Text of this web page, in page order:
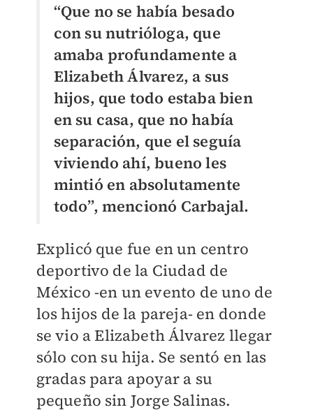
“Que no se había besado
con su nutrióloga, que
amaba profundamente a
Elizabeth Álvarez, a sus
hijos, que todo estaba bien
en su casa, que no había
separación, que el seguía
viviendo ahí, bueno les
mintió en absolutamente
todo”, mencionó Carbajal.
Explicó que fue en un centro
deportivo de la Ciudad de
México -en un evento de uno de
los hijos de la pareja- en donde
se vio a Elizabeth Álvarez llegar
sólo con su hija. Se sentó en las
gradas para apoyar a su
pequeño sin Jorge Salinas.